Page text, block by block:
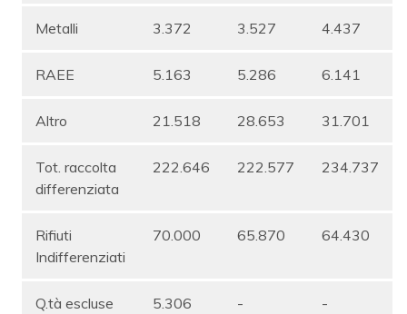
Metalli 3.372 3.527 4.437
RAEE 5.163 5.286 6.141
Altro 21.518 28.653 31.701
Tot. raccolta
differenziata
222.646 222.577 234.737
Rifiuti
Indifferenziati
70.000 65.870 64.430
Q.tà escluse
5.306 - -